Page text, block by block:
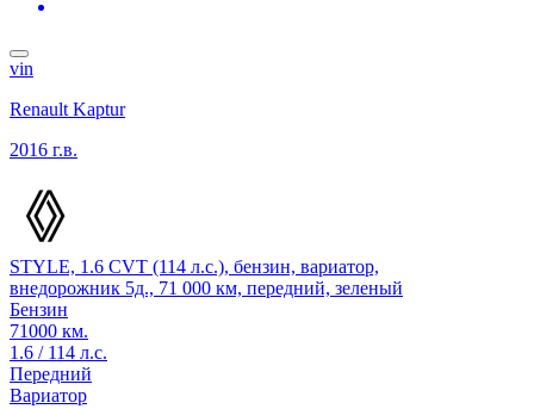
vin
Renault Kaptur
2016 г.в.
STYLE, 1.6 CVT (114 л.с.), бензин, вариатор,
внедорожник 5д., 71 000 км, передний, зеленый
Бензин
71000 км.
1.6 / 114 л.с.
Передний
Вариатор